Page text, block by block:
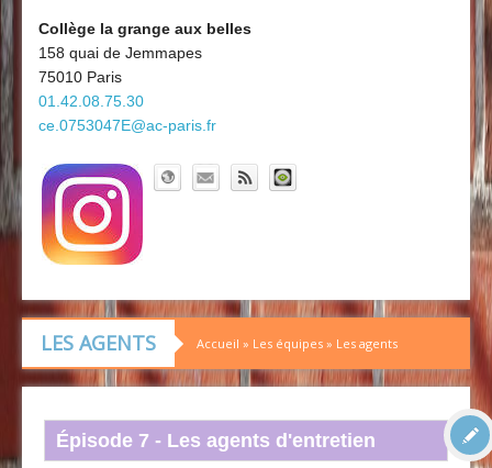
Board'Gab
Clubs maths
Découvrir le collège
Collège la grange aux belles
158 quai de Jemmapes
75010 Paris
01.42.08.75.30
ce.0753047E@ac-paris.fr
LES AGENTS Accueil » Les équipes » Les agents
Épisode 7 - Les agents d'entretien